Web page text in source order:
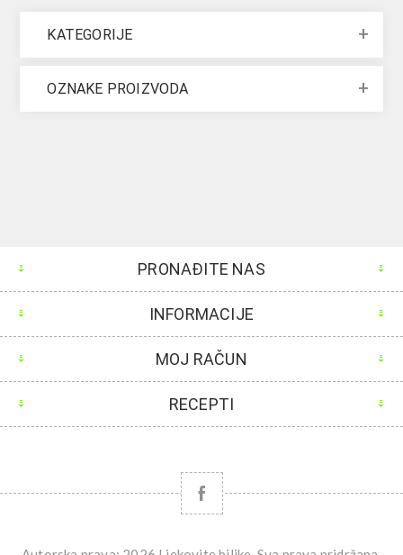
KATEGORIJE
OZNAKE PROIZVODA
PRONAĐITE NAS
INFORMACIJE
MOJ RAČUN
RECEPTI